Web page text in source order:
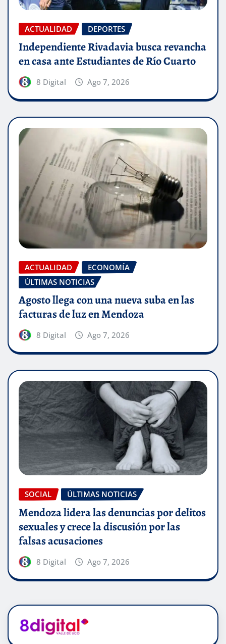
ACTUALIDAD DEPORTES
Independiente Rivadavia busca revancha
en casa ante Estudiantes de Río Cuarto
8 Digital Ago 7, 2026
ACTUALIDAD
ECONOMÍA
ÚLTIMAS NOTICIAS
Agosto llega con una nueva suba en las
facturas de luz en Mendoza
8 Digital Ago 7, 2026
SOCIAL ÚLTIMAS NOTICIAS
Mendoza lidera las denuncias por delitos
sexuales y crece la discusión por las
falsas acusaciones
8 Digital Ago 7, 2026